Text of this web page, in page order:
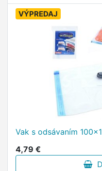
VÝPREDAJ
Vak s odsávaním
4,79 €